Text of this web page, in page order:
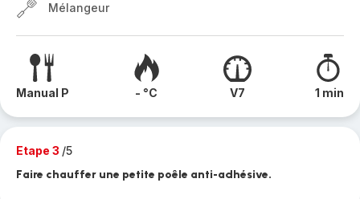
Mélangeur
Manual P - °C V7 1 min
Etape 3 /5
Faire chauffer une petite poêle anti-adhésive.